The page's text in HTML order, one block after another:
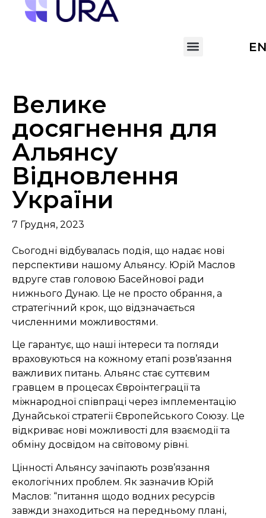
EN
Велике
досягнення для
Альянсу
Відновлення
України
7 Грудня, 2023
Сьогодні відбувалась подія, що надає нові
перспективи нашому Альянсу. Юрій Маслов
вдруге став головою Басейнової ради
нижнього Дунаю. Це не просто обрання, а
стратегічний крок, що відзначається
численними можливостями.
Це гарантує, що наші інтереси та погляди
враховуються на кожному етапі розв’язання
важливих питань. Альянс стає суттєвим
гравцем в процесах Євроінтеграції та
міжнародної співпраці через імплементацію
Дунайської стратегії Європейського Союзу. Це
відкриває нові можливості для взаємодії та
обміну досвідом на світовому рівні.
Цінності Альянсу зачіпають розв’язання
екологічних проблем. Як зазначив Юрій
Маслов: “питання щодо водних ресурсів
завжди знаходиться на передньому плані,